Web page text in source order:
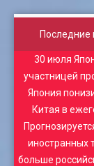
Последние
30 июля
участницей
Япония
Китая в
иностранных
больше